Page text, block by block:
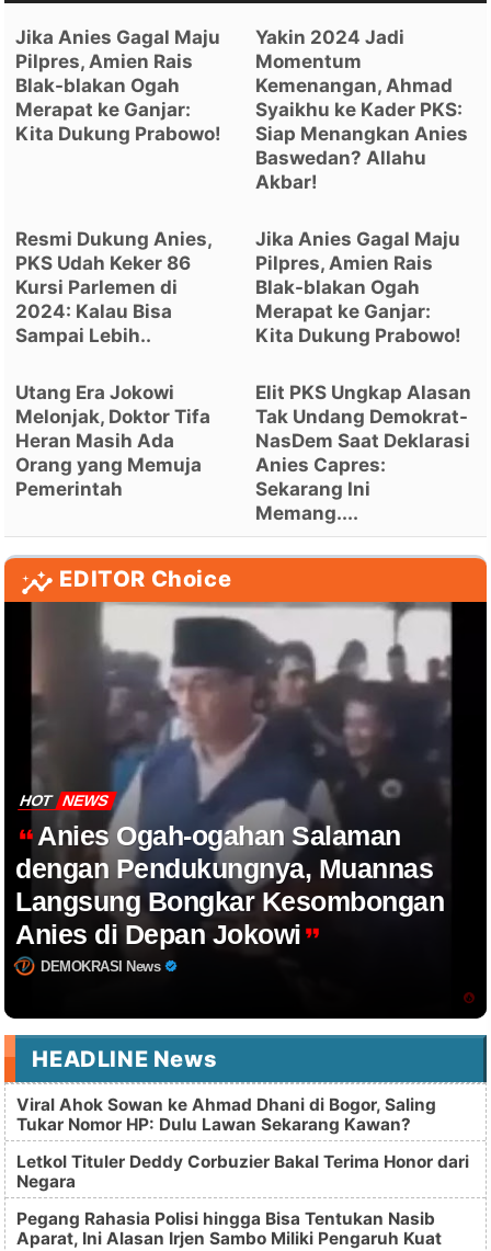
Jika Anies Gagal Maju
Pilpres, Amien Rais
Blak-blakan Ogah
Merapat ke Ganjar:
Kita Dukung Prabowo!
Yakin 2024 Jadi
Momentum
Kemenangan, Ahmad
Syaikhu ke Kader PKS:
Siap Menangkan Anies
Baswedan? Allahu
Akbar!
Resmi Dukung Anies,
PKS Udah Keker 86
Kursi Parlemen di
2024: Kalau Bisa
Sampai Lebih..
Jika Anies Gagal Maju
Pilpres, Amien Rais
Blak-blakan Ogah
Merapat ke Ganjar:
Kita Dukung Prabowo!
Utang Era Jokowi
Melonjak, Doktor Tifa
Heran Masih Ada
Orang yang Memuja
Pemerintah
Elit PKS Ungkap Alasan
Tak Undang Demokrat-
NasDem Saat Deklarasi
Anies Capres:
Sekarang Ini
Memang....
EDITOR Choice
HOT NEWS
Anies Ogah-ogahan Salaman
dengan Pendukungnya, Muannas
Langsung Bongkar Kesombongan
Anies di Depan Jokowi
DEMOKRASI News
HEADLINE News
Viral Ahok Sowan ke Ahmad Dhani di Bogor, Saling
Tukar Nomor HP: Dulu Lawan Sekarang Kawan?
Letkol Tituler Deddy Corbuzier Bakal Terima Honor dari
Negara
Pegang Rahasia Polisi hingga Bisa Tentukan Nasib
Aparat, Ini Alasan Irjen Sambo Miliki Pengaruh Kuat